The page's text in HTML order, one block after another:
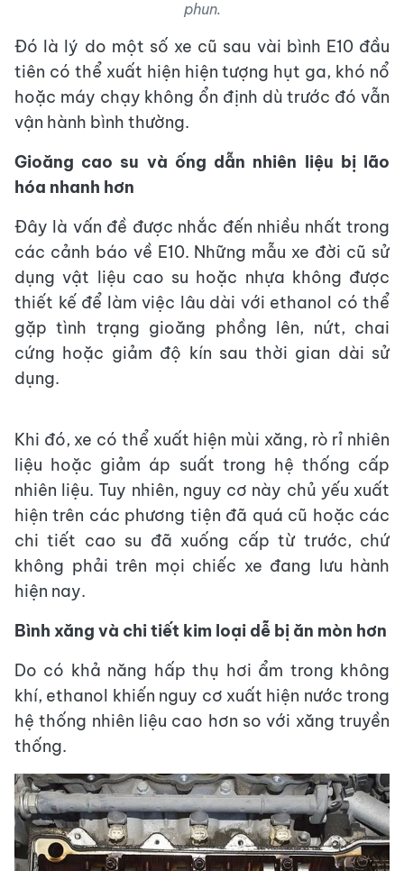
phun.
Đó là lý do một số xe cũ sau vài bình E10 đầu
tiên có thể xuất hiện hiện tượng hụt ga, khó nổ
hoặc máy chạy không ổn định dù trước đó vẫn
vận hành bình thường.
Gioăng cao su và ống dẫn nhiên liệu bị lão
hóa nhanh hơn
Đây là vấn đề được nhắc đến nhiều nhất trong
các cảnh báo về E10. Những mẫu xe đời cũ sử
dụng vật liệu cao su hoặc nhựa không được
thiết kế để làm việc lâu dài với ethanol có thể
gặp tình trạng gioăng phồng lên, nứt, chai
cứng hoặc giảm độ kín sau thời gian dài sử
dụng.
Khi đó, xe có thể xuất hiện mùi xăng, rò rỉ nhiên
liệu hoặc giảm áp suất trong hệ thống cấp
nhiên liệu. Tuy nhiên, nguy cơ này chủ yếu xuất
hiện trên các phương tiện đã quá cũ hoặc các
chi tiết cao su đã xuống cấp từ trước, chứ
không phải trên mọi chiếc xe đang lưu hành
hiện nay.
Bình xăng và chi tiết kim loại dễ bị ăn mòn hơn
Do có khả năng hấp thụ hơi ẩm trong không
khí, ethanol khiến nguy cơ xuất hiện nước trong
hệ thống nhiên liệu cao hơn so với xăng truyền
thống.